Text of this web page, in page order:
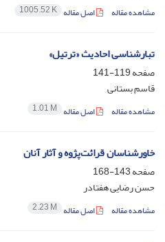
مشاهده مقاله اصل مقاله 1005.52 K
تبارشناسی احادیث «ترتیل»
صفحه119-141
قاسم بستانی
مشاهده مقاله اصل مقاله 1.01 M
خاورشناسان قرائت‌پژوه و آثار آنان
صفحه143-168
حسن رضایی هفتادر
مشاهده مقاله اصل مقاله 2.23 M